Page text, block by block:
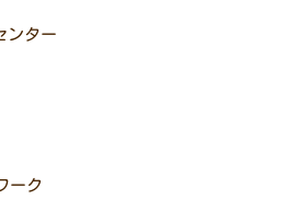
ンター
ーク